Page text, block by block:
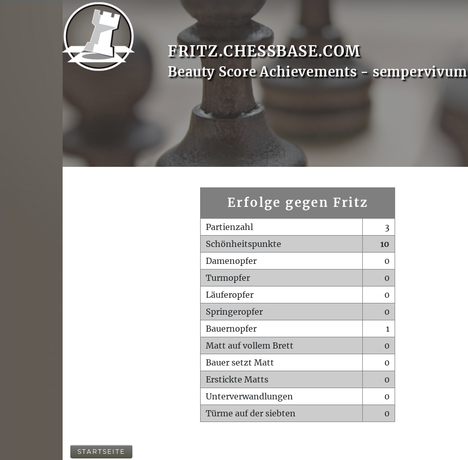
FRITZ.CHESSBASE.COM
Beauty Score Achievements - sempervivum
Erfolge gegen Fritz
Partienzahl
3
Schönheitspunkte
10
Damenopfer
0
Turmopfer
0
Läuferopfer
0
Springeropfer
0
Bauernopfer
1
Matt auf vollem Brett
0
Bauer setzt Matt
0
Erstickte Matts
0
Unterverwandlungen
0
Türme auf der siebten
0
STARTSEITE